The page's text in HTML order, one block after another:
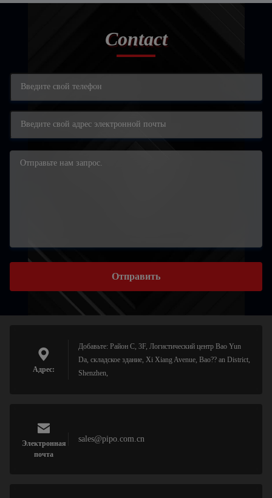
Contact
Отправить
Адрес:
Добавьте: Район C, 3F, Логистический центр Bao Yun
Da, складское здание, Xi Xiang Avenue, Bao?? an District,
Shenzhen,
Электронная
почта
sales@pipo.com.cn